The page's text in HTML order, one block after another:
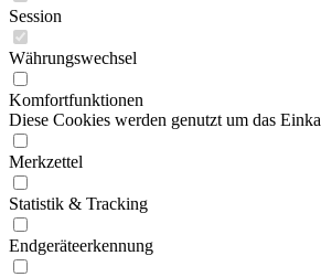
Session
Währungswechsel
Komfortfunktionen
Diese Cookies werden genutzt um das
Merkzettel
Statistik & Tracking
Endgeräteerkennung